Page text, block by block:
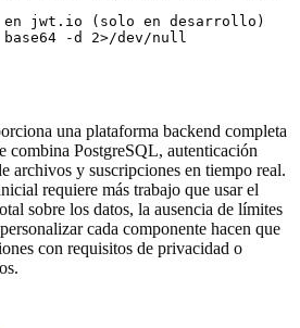
jwt.io (solo en desarrollo)
una plataforma backend completa
combina PostgreSQL, autenticación
archivos y suscripciones en tiempo real.
requiere más trabajo que usar el
sobre los datos, la ausencia de límites
cada componente hacen que
con requisitos de privacidad o